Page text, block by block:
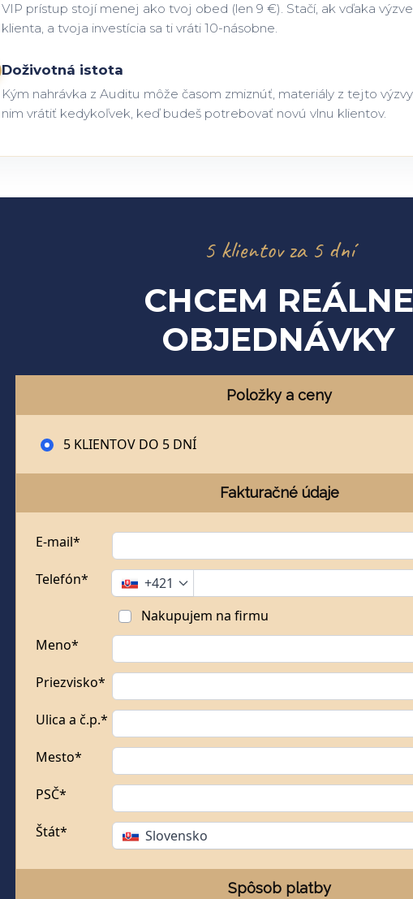
VIP prístup stojí menej ako tvoj obed (len 9 €). Stačí, ak vďaka
klienta, a tvoja investícia sa ti vráti 10-násobne.
Doživotná istota
Kým nahrávka z Auditu môže časom zmiznúť, materiály z tejto
nim vrátiť kedykoľvek, keď budeš potrebovať novú vlnu klientov.
5 klientov za 5 dní
CHCEM REÁLNE
OBJEDNÁVKY
Položky a ceny
5 KLIENTOV DO 5 DNÍ
Fakturačné údaje
E-mail*
Telefón*
+421
Nakupujem na firmu
Meno*
Priezvisko*
Ulica a č.p.*
Mesto*
PSČ*
Štát* Slovensko
Spôsob platby